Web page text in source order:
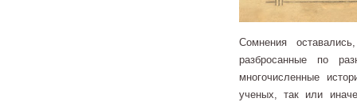
Сомнения
разбросанные по
многочисленные
ученых, так или